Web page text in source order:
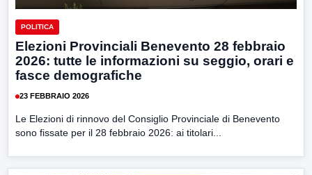
POLITICA
Elezioni Provinciali Benevento 28 febbraio
2026: tutte le informazioni su seggio, orari e
fasce demografiche
23 FEBBRAIO 2026
Le Elezioni di rinnovo del Consiglio Provinciale di Benevento
sono fissate per il 28 febbraio 2026: ai titolari...